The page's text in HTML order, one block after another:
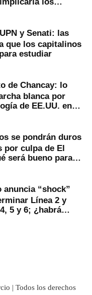
y Senati: las
que los capitalinos
estudiar
de Chancay: lo
blanca por
de EE.UU. en
se pondrán duros
por culpa de El
será bueno para
anuncia “shock”
Línea 2 y
5 y 6; ¿habrá
| Todos los derechos